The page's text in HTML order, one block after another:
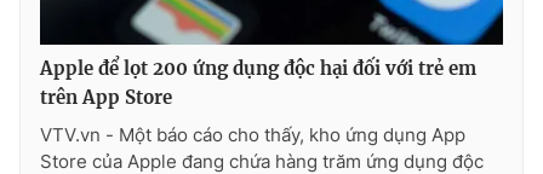
Apple để lọt 200 ứng dụng độc hại đối với trẻ em
trên App Store
VTV.vn - Một báo cáo cho thấy, kho ứng dụng App
Store của Apple đang chứa hàng trăm ứng dụng độc